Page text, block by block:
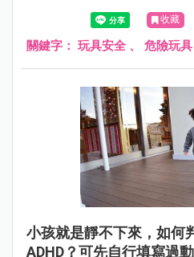
收藏
關鍵字： 玩具安全 、 危險玩具
小孩就是靜不下來，如何
ADHD？可先自行填寫過